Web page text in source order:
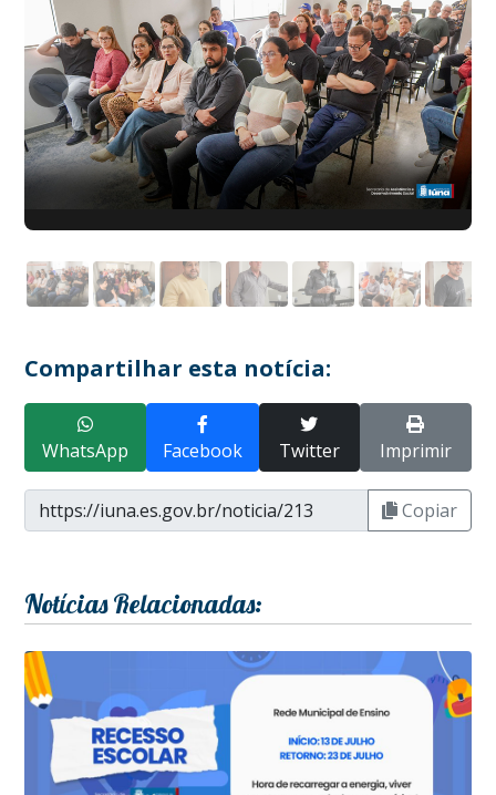
Compartilhar esta notícia:
WhatsApp Facebook Twitter Imprimir
Copiar
Notícias Relacionadas: